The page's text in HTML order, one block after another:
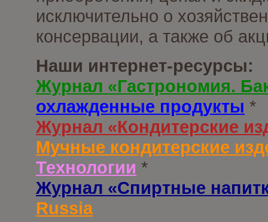
исключительно о
консервации, а также об
Наши интернет-ресурсы:
Журнал «Гастрономия.
охлажденные продукты *
Журнал «Кондитерские
Мучные кондитерские
Технологии *
Журнал «Спиртные
Russia